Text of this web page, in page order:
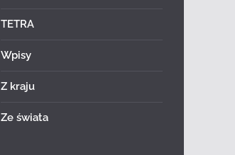
TETRA
Wpisy
Z kraju
Ze świata